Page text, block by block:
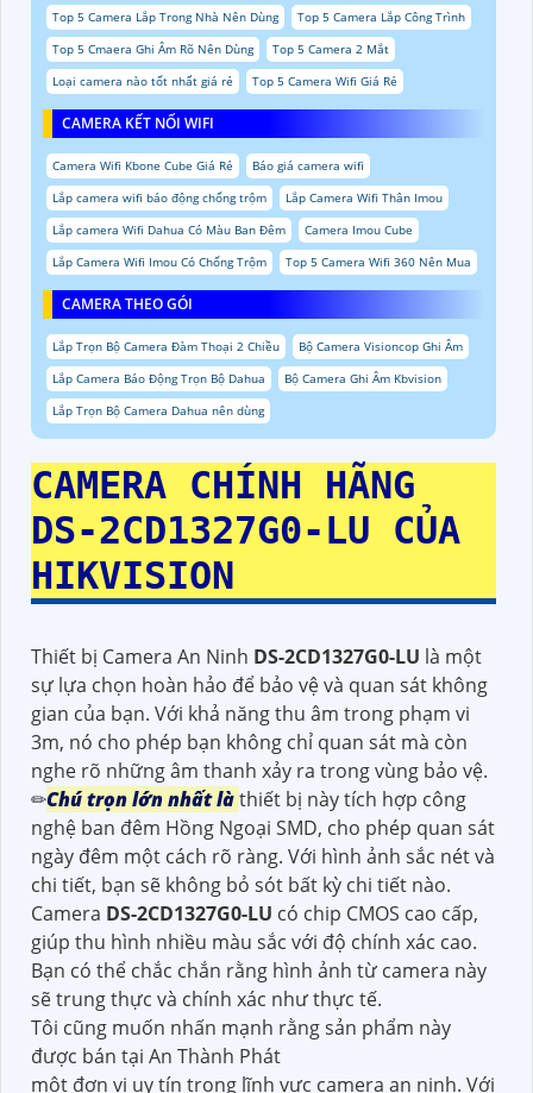
Top 5 Camera Lắp Trong Nhà Nên Dùng
Top 5 Camera Lắp Công Trình
Top 5 Cmaera Ghi Âm Rõ Nên Dùng
Top 5 Camera 2 Mắt
Loại camera nào tốt nhất giá rẻ
Top 5 Camera Wifi Giá Rẻ
CAMERA KẾT NỐI WIFI
Camera Wifi Kbone Cube Giá Rẻ
Báo giá camera wifi
Lắp camera wifi báo động chống trộm
Lắp Camera Wifi Thân Imou
Lắp camera Wifi Dahua Có Màu Ban Đêm
Camera Imou Cube
Lắp Camera Wifi Imou Có Chống Trộm
Top 5 Camera Wifi 360 Nên Mua
CAMERA THEO GÓI
Lắp Trọn Bộ Camera Đàm Thoại 2 Chiều
Bộ Camera Visioncop Ghi Âm
Lắp Camera Báo Động Trọn Bộ Dahua
Bộ Camera Ghi Âm Kbvision
Lắp Trọn Bộ Camera Dahua nên dùng
CAMERA CHÍNH HÃNG
DS-2CD1327G0-LU CỦA
HIKVISION
Thiết bị Camera An Ninh DS-2CD1327G0-LU là một
sự lựa chọn hoàn hảo để bảo vệ và quan sát không
gian của bạn. Với khả năng thu âm trong phạm vi
3m, nó cho phép bạn không chỉ quan sát mà còn
nghe rõ những âm thanh xảy ra trong vùng bảo vệ.
✏Chú trọn lớn nhất làthiết bị này tích hợp công
nghệ ban đêm Hồng Ngoại SMD, cho phép quan sát
ngày đêm một cách rõ ràng. Với hình ảnh sắc nét và
chi tiết, bạn sẽ không bỏ sót bất kỳ chi tiết nào.
Camera DS-2CD1327G0-LU có chip CMOS cao cấp,
giúp thu hình nhiều màu sắc với độ chính xác cao.
Bạn có thể chắc chắn rằng hình ảnh từ camera này
sẽ trung thực và chính xác như thực tế.
Tôi cũng muốn nhấn mạnh rằng sản phẩm này
được bán tại An Thành Phát
một đơn vị uy tín trong lĩnh vực camera an ninh. Với